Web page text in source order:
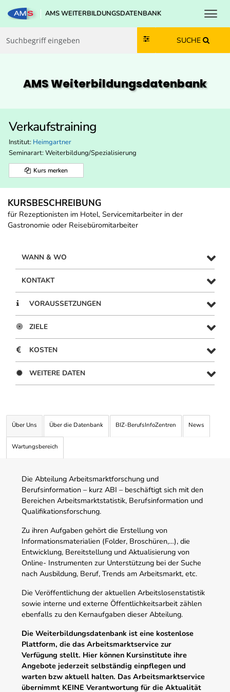
Zum Inhalt springen
Zum Navmenü springen
Zur Suche springen
Zur Footer springen
AMS WEITERBILDUNGSDATENBANK
SUCHE
AMS Weiterbildungs­datenbank
Verkaufstraining
Institut: Heimgartner
Seminarart: Weiterbildung/Spezialisierung
Kurs merken
KURSBESCHREIBUNG
für Rezeptionisten im Hotel, Servicemitarbeiter in der
Gastronomie oder Reisebüromitarbeiter
WANN & WO
KONTAKT
VORAUSSETZUNGEN
ZIELE
KOSTEN
WEITERE DATEN
Über Uns Über die Datenbank BIZ-BerufsInfoZentren News
Wartungsbereich
Die Abteilung Arbeitsmarktforschung und
Berufsinformation – kurz ABI – beschäftigt sich mit den
Bereichen Arbeitsmarktstatistik, Berufsinformation und
Qualifikationsforschung.
Zu ihren Aufgaben gehört die Erstellung von
Informationsmaterialien (Folder, Broschüren,…), die
Entwicklung, Bereitstellung und Aktualisierung von
Online- Instrumenten zur Unterstützung bei der Suche
nach Ausbildung, Beruf, Trends am Arbeitsmarkt, etc.
Die Veröffentlichung der aktuellen Arbeitslosenstatistik
sowie interne und externe Öffentlichkeitsarbeit zählen
ebenfalls zu den Kernaufgaben dieser Abteilung.
Die Weiterbildungsdatenbank ist eine kostenlose
Plattform, die das Arbeitsmarktservice zur
Verfügung stellt. Hier können Kursinstitute ihre
Angebote jederzeit selbständig einpflegen und
warten bzw aktuell halten. Das Arbeitsmarktservice
übernimmt KEINE Verantwortung für die Aktualität